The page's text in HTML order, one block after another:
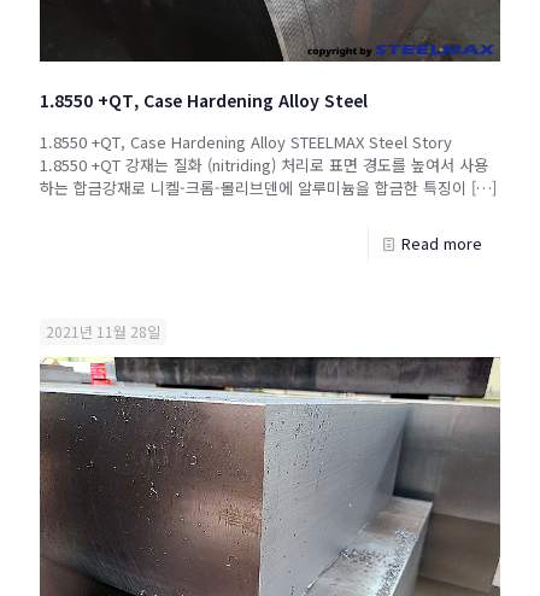
1.8550 +QT, Case Hardening Alloy Steel
1.8550 +QT, Case Hardening Alloy STEELMAX Steel Story
1.8550 +QT 강재는 질화 (nitriding) 처리로 표면 경도를 높여서 사용
하는 합금강재로 니켈-크롬-몰리브덴에 알루미늄을 합금한 특징이 […]
Read more
2021년 11월 28일